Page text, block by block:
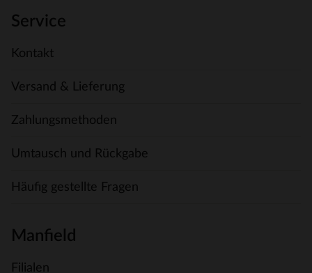
Service
Kontakt
Versand & Lieferung
Zahlungsmethoden
Umtausch und Rückgabe
Häufig gestellte Fragen
Manfield
Filialen